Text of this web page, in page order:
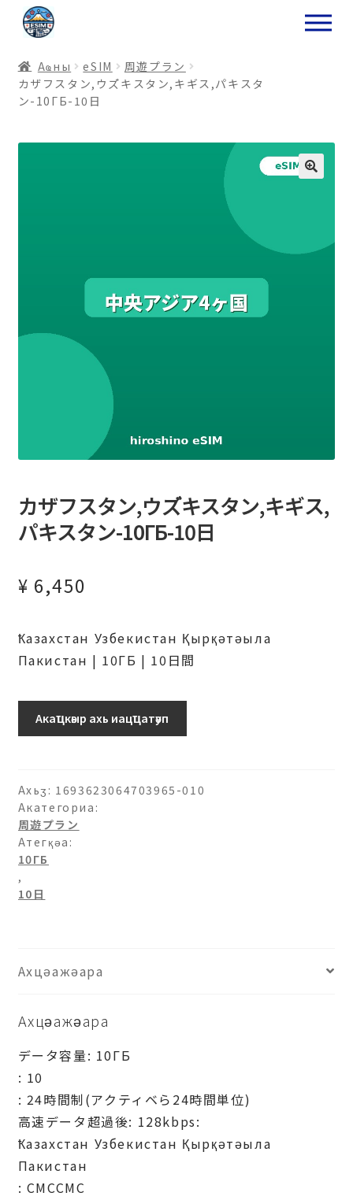
ナ
ビ
ー
シ
コ
ン
ン
ツ
Аҩны еSIM
周遊プラン
カザフスタン,ウズ゙キスタン,キギス,パキスタ
ン-10ГБ-10日
カザフスタン,ウズ゙キスタン,キギス,
パキスタン-10ГБ-10日
¥ 6,450
Ҟазахстан Узбекистан Қырқәтәыла
Пакистан | 10ГБ | 10日間
Акаҵкәыр ахь иацҵатәуп
Ахьӡ: 1693623064703965-010
Акатегориа:
周遊プラン
Атегқәа:
10ГБ
,
10日
Ахцәажәара
Ахцәажәара
データ容量: 10ГБ
: 10
: 24時間制(アクティベら24時間単位)
高速データ超過後: 128kbps:
Ҟазахстан Узбекистан Қырқәтәыла
Пакистан
: СМССМС